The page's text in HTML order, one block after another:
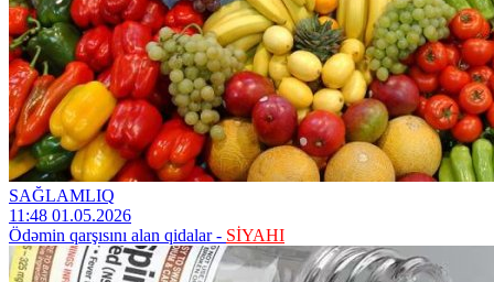
SAĞLAMLIQ
11:48 01.05.2026
Ödəmin qarşısını alan qidalar - SİYAHI